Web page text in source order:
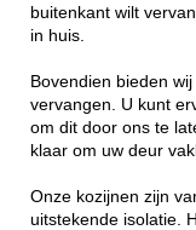
buitenkant wilt
in huis.
Bovendien bieden
vervangen. U kunt
om dit door ons te
klaar om uw deur
Onze kozijnen zijn
uitstekende isolatie.